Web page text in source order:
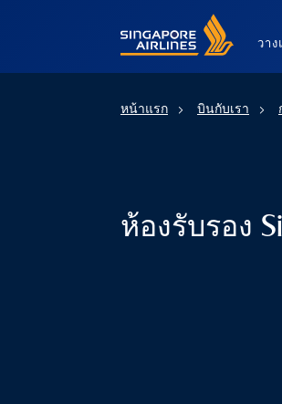
Singapore Airlines Home
วา
หน้าแรก บินกับเรา
ห้องรับรอง